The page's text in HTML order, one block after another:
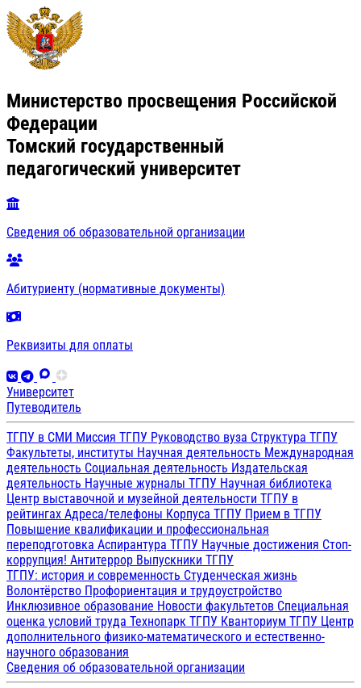
Министерство просвещения Российской
Федерации
Томский государственный
педагогический университет
Сведения об образовательной организации
Абитуриенту (нормативные документы)
Реквизиты для оплаты
Университет
Путеводитель
ТГПУ в СМИ Миссия ТГПУ Руководство вуза Структура ТГПУ
Факультеты, институты Научная деятельность Международная
деятельность Социальная деятельность Издательская
деятельность Научные журналы ТГПУ Научная библиотека
Центр выставочной и музейной деятельности ТГПУ в
рейтингах Адреса/телефоны Корпуса ТГПУ Прием в ТГПУ
Повышение квалификации и профессиональная
переподготовка Аспирантура ТГПУ Научные достижения Стоп-
коррупция! Антитеррор Выпускники ТГПУ
ТГПУ: история и современность Студенческая жизнь
Волонтёрство Профориентация и трудоустройство
Инклюзивное образование Новости факультетов Специальная
оценка условий труда Технопарк ТГПУ Кванториум ТГПУ Центр
дополнительного физико-математического и естественно-
научного образования
Сведения об образовательной организации